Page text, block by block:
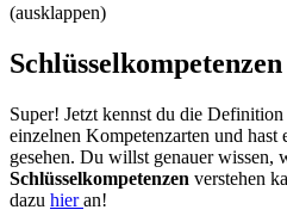
(ausklappen)
Schlüsselkompetenzen
Super! Jetzt kennst du die
einzelnen Kompetenzarten und
gesehen. Du willst genauer wissen,
Schlüsselkompetenzen verstehen
dazu hieran!